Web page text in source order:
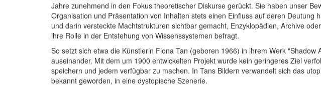
Jahre zunehmend in den Fokus theoretischer Diskurse gerückt. Sie haben unser
Organisation und Präsentation von Inhalten stets einen Einfluss auf deren Deutung
und darin versteckte Machtstrukturen sichtbar gemacht, Enzyklopädien, Archive
ihre Rolle in der Entstehung von Wissenssystemen befragt.
So setzt sich etwa die Künstlerin Fiona Tan (geboren 1966) in ihrem Werk
auseinander. Mit dem um 1900 entwickelten Projekt wurde kein geringeres Ziel
speichern und jedem verfügbar zu machen. In Tans Bildern verwandelt sich das
bekannt geworden, in eine dystopische Szenerie.